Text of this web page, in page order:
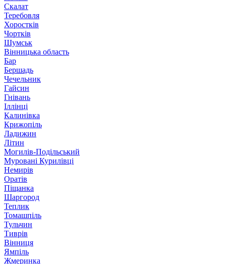
Скалат
Теребовля
Хоростків
Чортків
Шумськ
Вінницька область
Бар
Бершадь
Чечельник
Гайсин
Гнівань
Іллінці
Калинівка
Крижопіль
Ладижин
Літин
Могилів-Подільський
Муровані Курилівці
Немирів
Оратів
Піщанка
Шаргород
Теплик
Томашпіль
Тульчин
Тиврів
Вінниця
Ямпіль
Жмеринка